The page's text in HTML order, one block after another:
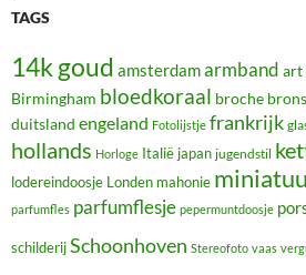
TAGS
14k goud amsterdamarmband art
Birmingham bloedkoraal broche brons
duitsland engeland Fotolijstje frankrijk
hollands Horloge Italië japan jugendstil
lodereindoosje Londen mahonie
parfumfles parfumflesje pepermuntdoosje
schilderijSchoonhoven Stereofoto vaas